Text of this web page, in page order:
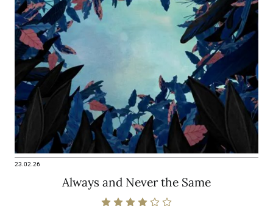
23.02.26
Always and Never the Same